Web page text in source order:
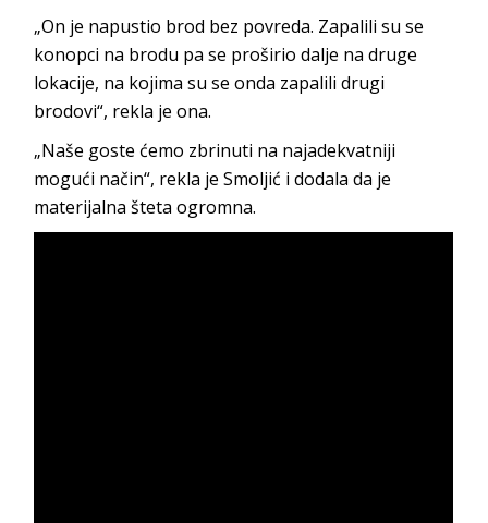
„On je napustio brod bez povreda. Zapalili su se
konopci na brodu pa se proširio dalje na druge
lokacije, na kojima su se onda zapalili drugi
brodovi“, rekla je ona.
„Naše goste ćemo zbrinuti na najadekvatniji
mogući način“, rekla je Smoljić i dodala da je
materijalna šteta ogromna.